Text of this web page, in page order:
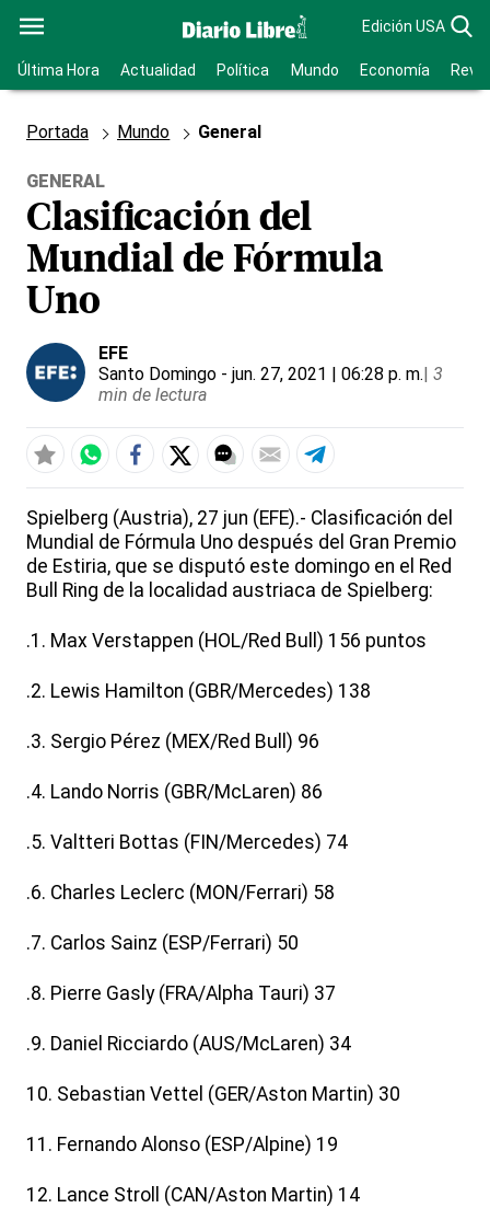
Edición USA
Última Hora Actualidad Política Mundo Economía
Portada Mundo General
GENERAL
Clasificación del
Mundial de Fórmula
Uno
EFE
Santo Domingo - jun. 27, 2021 | 06:28 p. m.| 3
min de lectura
Spielberg (Austria), 27 jun (EFE).- Clasificación del
Mundial de Fórmula Uno después del Gran Premio
de Estiria, que se disputó este domingo en el Red
Bull Ring de la localidad austriaca de Spielberg:
.1. Max Verstappen (HOL/Red Bull) 156 puntos
.2. Lewis Hamilton (GBR/Mercedes) 138
.3. Sergio Pérez (MEX/Red Bull) 96
.4. Lando Norris (GBR/McLaren) 86
.5. Valtteri Bottas (FIN/Mercedes) 74
.6. Charles Leclerc (MON/Ferrari) 58
.7. Carlos Sainz (ESP/Ferrari) 50
.8. Pierre Gasly (FRA/Alpha Tauri) 37
.9. Daniel Ricciardo (AUS/McLaren) 34
10. Sebastian Vettel (GER/Aston Martin) 30
11. Fernando Alonso (ESP/Alpine) 19
12. Lance Stroll (CAN/Aston Martin) 14